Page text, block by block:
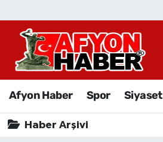
Afyon Haber Spor Siyaset
Haber Arşivi
Afyon Haber